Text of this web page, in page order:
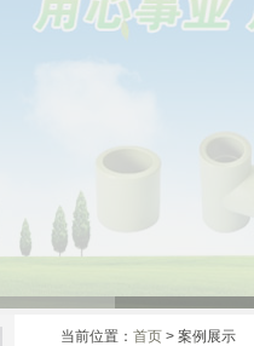
当前位置： 首页 > 案例展示